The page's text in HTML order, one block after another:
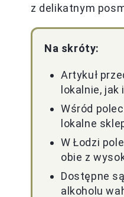
z delikatnym
Na skróty:
Artykuł
lokalnie, jak
Wśród
lokalne
W Łodzi
obie z
Dostępne
alkoholu